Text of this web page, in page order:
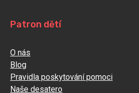
Patron dětí
O nás
Blog
Pravidla poskytování pomoci
Naše desatero